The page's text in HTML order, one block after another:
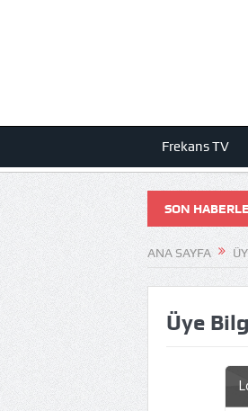
Frekans TV
SON
ZAMLA 1000 TL Olmuş! STEAM Oyun
ANA SAYFA
Üye